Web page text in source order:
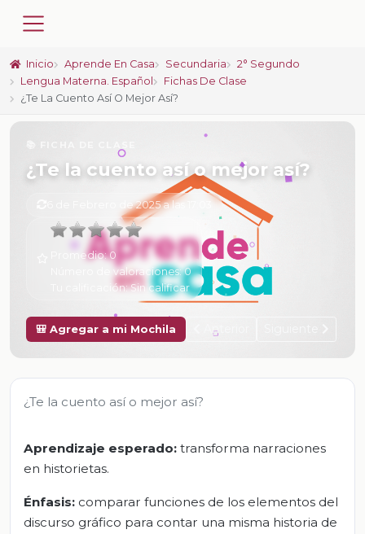
Inicio Aprende En Casa Secundaria
2° Segundo
Lengua Materna. Español
Fichas De Clase
¿Te La Cuento Así O Mejor Así?
¿Te la cuento así o mejor así?
6 de Febrero de 2025 a las 17:03
Promedio:0
Número de valoraciones:0
Tu calificación:Sin calificar
🎒 Agregar a mi Mochila Anterior
¿Te la cuento así o mejor así?
Aprendizaje esperado: transforma narraciones
en historietas.
Énfasis: comparar funciones de los elementos del
discurso gráfico para contar una misma historia de